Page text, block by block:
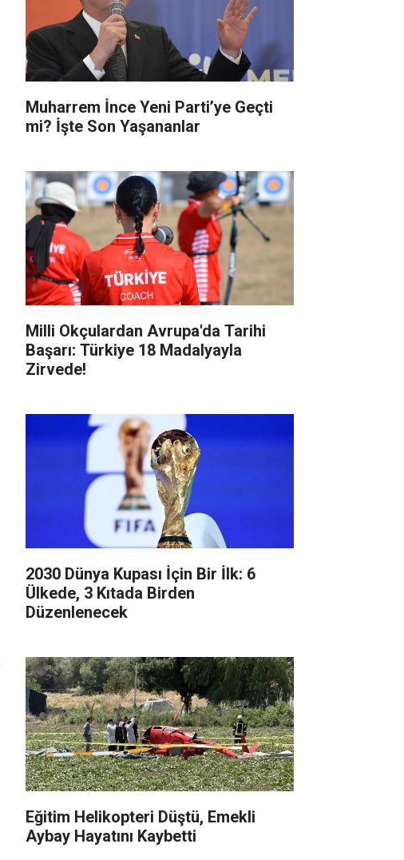
Muharrem İnce Yeni Parti’ye Geçti
mi? İşte Son Yaşananlar
Milli Okçulardan Avrupa'da Tarihi
Başarı: Türkiye 18 Madalyayla
Zirvede!
2030 Dünya Kupası İçin Bir İlk: 6
Ülkede, 3 Kıtada Birden
Düzenlenecek
Eğitim Helikopteri Düştü, Emekli
Aybay Hayatını Kaybetti